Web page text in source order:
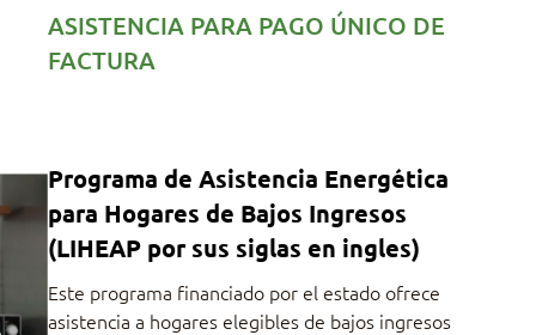
ASISTENCIA PARA PAGO ÚNICO DE
FACTURA
Programa de Asistencia Energética
para Hogares de Bajos Ingresos
(LIHEAP por sus siglas en ingles)
Este programa financiado por el estado ofrece
asistencia a hogares elegibles de bajos ingresos